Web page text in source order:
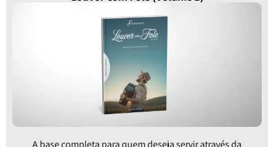
A base completa para quem deseja servir através da